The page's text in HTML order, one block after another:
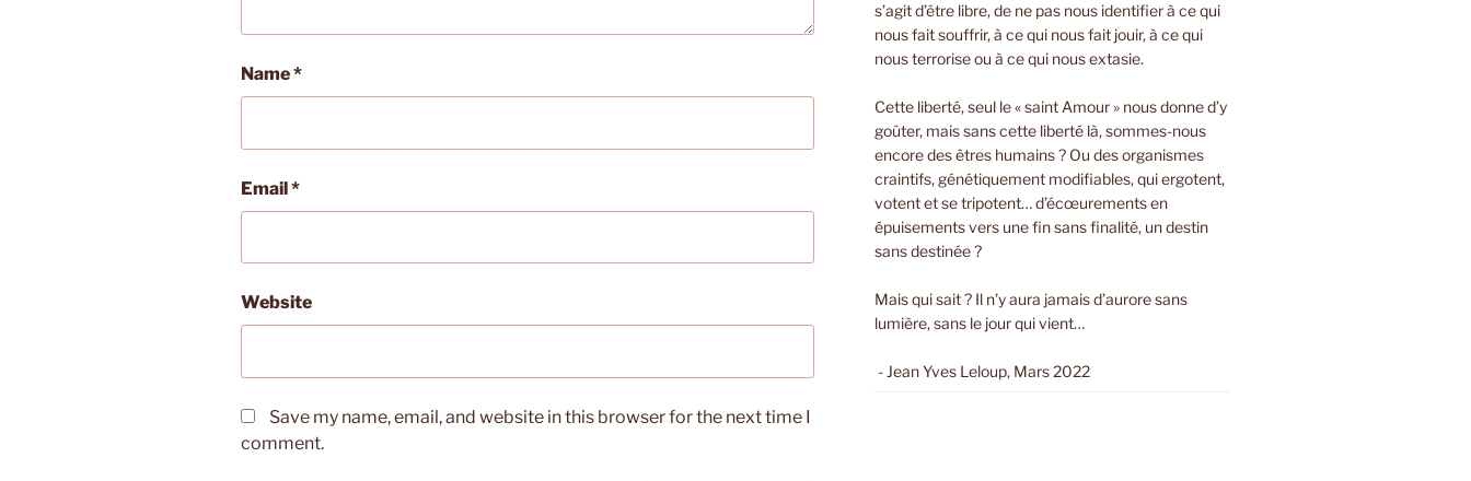
Name*
Email*
Website
Save my name, email, and website in this browser for the next time I
comment.
s’agit d’être libre, de ne pas nous identifier à ce qui
nous fait souffrir, à ce qui nous fait jouir, à ce qui
nous terrorise ou à ce qui nous extasie.
Cette liberté, seul le « saint Amour » nous donne d’y
goûter, mais sans cette liberté là, sommes-nous
encore des êtres humains ? Ou des organismes
craintifs, génétiquement modifiables, qui ergotent,
votent et se tripotent… d’écœurements en
épuisements vers une fin sans finalité, un destin
sans destinée ?
Mais qui sait ? Il n’y aura jamais d’aurore sans
lumière, sans le jour qui vient…
- Jean Yves Leloup, Mars 2022